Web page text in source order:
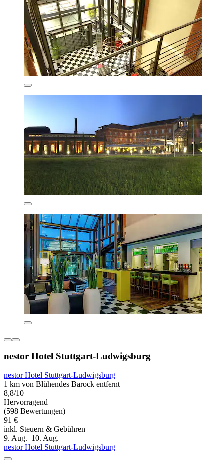
nestor Hotel Stuttgart-Ludwigsburg
nestor Hotel Stuttgart-Ludwigsburg
1 km von Blühendes Barock entfernt
8,8/10
Hervorragend
(598 Bewertungen)
91 €
inkl. Steuern & Gebühren
9. Aug.–10. Aug.
nestor Hotel Stuttgart-Ludwigsburg